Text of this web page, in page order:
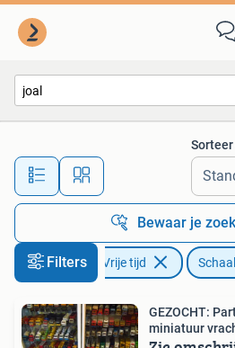
Alle afstanden…
Bewaar je
Filters
Hobby en Vrije tijd
GEZOCHT:
miniatuur